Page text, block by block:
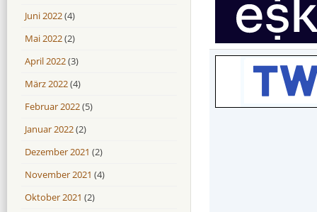
Juni 2022(4)
Mai 2022(2)
April 2022(3)
März 2022(4)
Februar 2022(5)
Januar 2022(2)
Dezember 2021 (2)
November 2021 (4)
Oktober 2021 (2)